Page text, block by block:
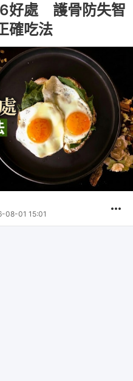
好處 護骨防失智
確吃法
08-01 15:01